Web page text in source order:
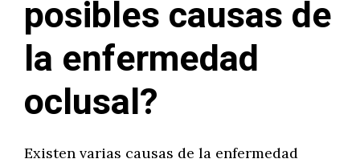
posibles causas de
la enfermedad
oclusal?
Existen varias causas de la enfermedad